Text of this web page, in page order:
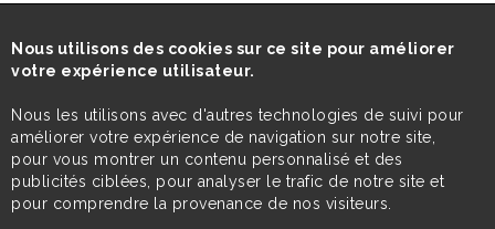
Nous utilisons des cookies sur ce site pour améliorer
votre expérience utilisateur.
Nous les utilisons avec d'autres technologies de suivi pour
améliorer votre expérience de navigation sur notre site,
pour vous montrer un contenu personnalisé et des
publicités ciblées, pour analyser le trafic de notre site et
pour comprendre la provenance de nos visiteurs.